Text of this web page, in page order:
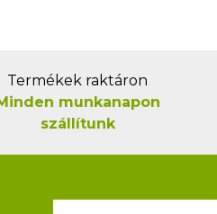
Termékek raktáron
munkanapon
szállítunk